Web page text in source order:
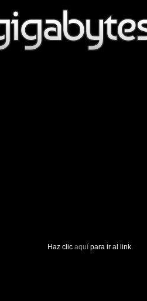
Haz clic aquí para ir al link.